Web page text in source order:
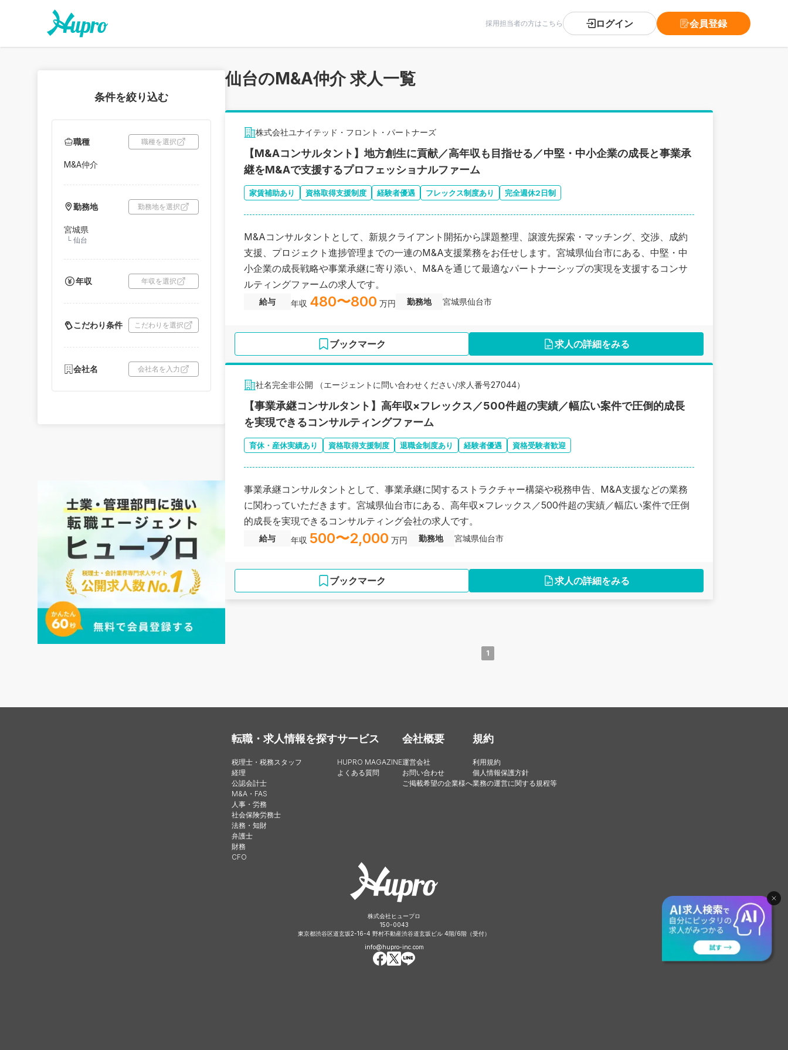
採用担当者の方はこちら ログイン 会員登録
条件を絞り込む
職種 職種を選択
M&A仲介
勤務地 勤務地を選択
宮城県
└ 仙台
年収 年収を選択
こだわり条件 こだわりを選択
会社名 会社名を入力
仙台のM&A仲介 求人一覧
株式会社ユナイテッド・フロント・パートナーズ
【M&Aコンサルタント】地方創生に貢献／高年収も目指せる／中堅・中小企業の成長と事業承
継をM&Aで支援するプロフェッショナルファーム
家賃補助あり 資格取得支援制度 経験者優遇 フレックス制度あり 完全週休2日制
M&Aコンサルタントとして、新規クライアント開拓から課題整理、譲渡先探索・マッチング、交渉、成約
支援、プロジェクト進捗管理までの一連のM&A支援業務をお任せします。宮城県仙台市にある、中堅・中
小企業の成長戦略や事業承継に寄り添い、M&Aを通じて最適なパートナーシップの実現を支援するコンサ
ルティングファームの求人です。
給与 年収 480〜800 万円 勤務地 宮城県仙台市
ブックマーク 求人の詳細をみる
社名完全非公開 （エージェントに問い合わせください/求人番号27044）
【事業承継コンサルタント】高年収×フレックス／500件超の実績／幅広い案件で圧倒的成長
を実現できるコンサルティングファーム
育休・産休実績あり 資格取得支援制度 退職金制度あり 経験者優遇 資格受験者歓迎
事業承継コンサルタントとして、事業承継に関するストラクチャー構築や税務申告、M&A支援などの業務
に関わっていただきます。宮城県仙台市にある、高年収×フレックス／500件超の実績／幅広い案件で圧倒
的成長を実現できるコンサルティング会社の求人です。
給与 年収 500〜2,000 万円 勤務地 宮城県仙台市
ブックマーク 求人の詳細をみる
1
転職・求人情報を探す
税理士・税務スタッフ
経理
公認会計士
M&A・FAS
人事・労務
社会保険労務士
法務・知財
弁護士
財務
CFO
サービス
HUPRO MAGAZINE
よくある質問
会社概要
運営会社
お問い合わせ
ご掲載希望の企業様へ
規約
利用規約
個人情報保護方針
業務の運営に関する規程等
株式会社ヒュープロ
150-0043
東京都渋谷区道玄坂2-16-4 野村不動産渋谷道玄坂ビル 4階/6階（受付）
info@hupro-inc.com